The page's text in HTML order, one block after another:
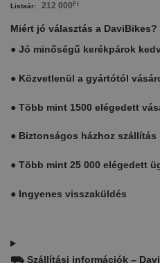
212 000 Ft
Miért jó választás a DaviBikes?
● Jó minőségű kerékpárok
● Közvetlenül a gyártótól
● Több mint 1500 elégedett
● Biztonságos házhoz szállítás
● Több mint 25 000 elégedett
● Ingyenes visszaküldés
⛟ Szállítási információk –